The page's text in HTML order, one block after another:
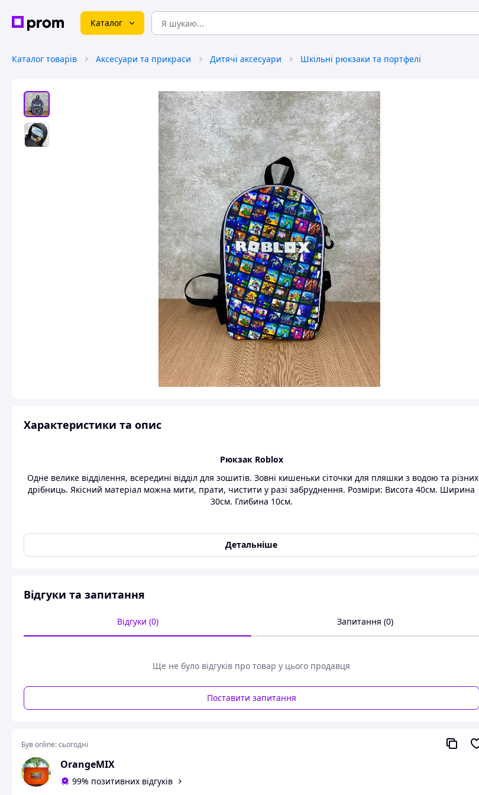
Каталог
Каталог товарів Аксесуари та прикраси Дитячі аксесуари Шкільні рюкзаки та портфелі
Характеристики та опис
Рюкзак Roblox
Одне велике відділення, всередині відділ для зошитів. Зовні кишеньки сіточки для пляшки з водою та різних
дрібниць. Якісний матеріал можна мити, прати, чистити у разі забруднення. Розміри: Висота 40см. Ширина
30см. Глибина 10см.
Детальніше
Відгуки та запитання
Відгуки (0) Запитання (0)
Ще не було відгуків про товар у цього продавця
Поставити запитання
Був online:сьогодні
OrangeMIX
99% позитивних відгуків